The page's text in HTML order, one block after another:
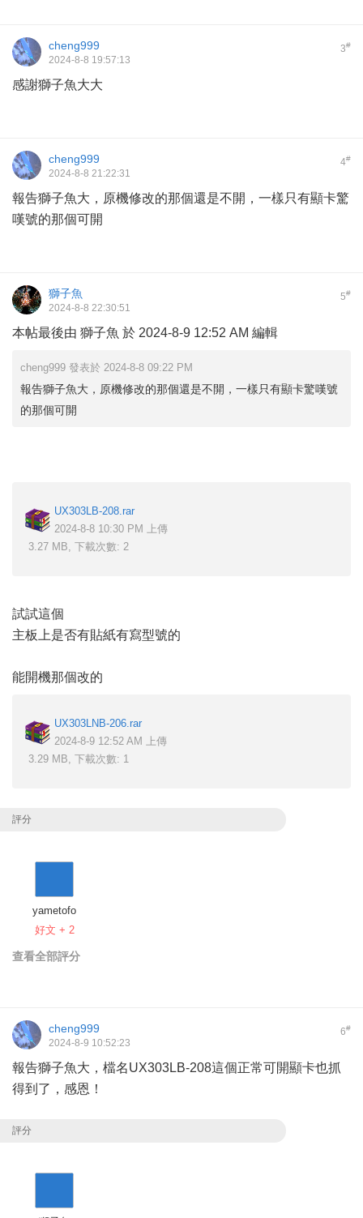
3#
cheng999
2024-8-8 19:57:13
感謝獅子魚大大
4#
cheng999
2024-8-8 21:22:31
報告獅子魚大，原機修改的那個還是不開，一樣只有顯卡驚
嘆號的那個可開
5#
獅子魚
2024-8-8 22:30:51
本帖最後由 獅子魚 於 2024-8-9 12:52 AM 編輯
cheng999 發表於 2024-8-8 09:22 PM
報告獅子魚大，原機修改的那個還是不開，一樣只有顯卡驚嘆號
的那個可開
UX303LB-208.rar
2024-8-8 10:30 PM 上傳
3.27 MB, 下載次數: 2
試試這個
主板上是否有貼紙有寫型號的
能開機那個改的
UX303LNB-206.rar
2024-8-9 12:52 AM 上傳
3.29 MB, 下載次數: 1
評分
yametofo
好文 + 2
查看全部評分
6#
cheng999
2024-8-9 10:52:23
報告獅子魚大，檔名UX303LB-208這個正常可開顯卡也抓
得到了，感恩！
評分